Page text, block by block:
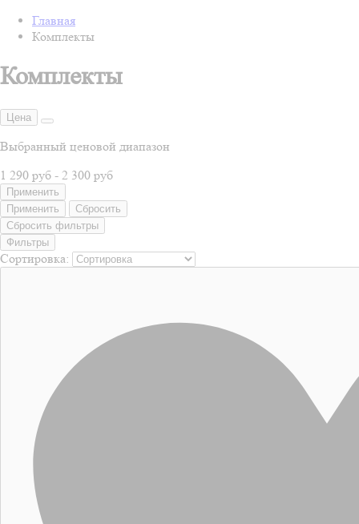
Главная
Комплекты
Комплекты
Цена
Выбранный ценовой диапазон
1 290 руб - 2 300 руб
Применить
Применить
Сбросить
Сбросить фильтры
Фильтры
Сортировка: